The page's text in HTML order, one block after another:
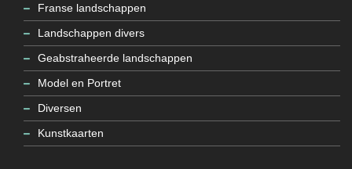
Franse landschappen
Landschappen divers
Geabstraheerde landschappen
Model en Portret
Diversen
Kunstkaarten